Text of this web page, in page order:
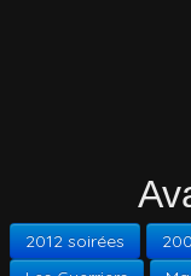
2012 soirées